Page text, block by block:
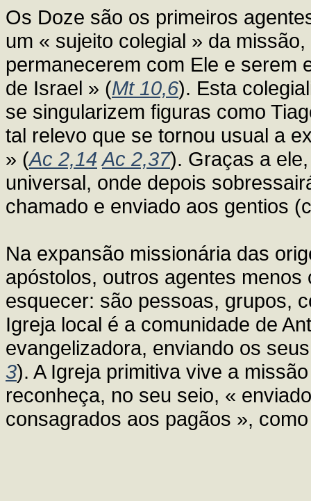
Os Doze são os primeiros
um « sujeito colegial » da
permanecerem com Ele e serem
de Israel » (Mt 10,6). Esta
se singularizem figuras como
tal relevo que se tornou usual a
» (Ac 2,14 Ac 2,37). Graças a
universal, onde depois
chamado e enviado aos gentios
Na expansão missionária das
apóstolos, outros agentes
esquecer: são pessoas, grupos,
Igreja local é a comunidade de
evangelizadora, enviando os
3). A Igreja primitiva vive a
reconheça, no seu seio, «
consagrados aos pagãos »,